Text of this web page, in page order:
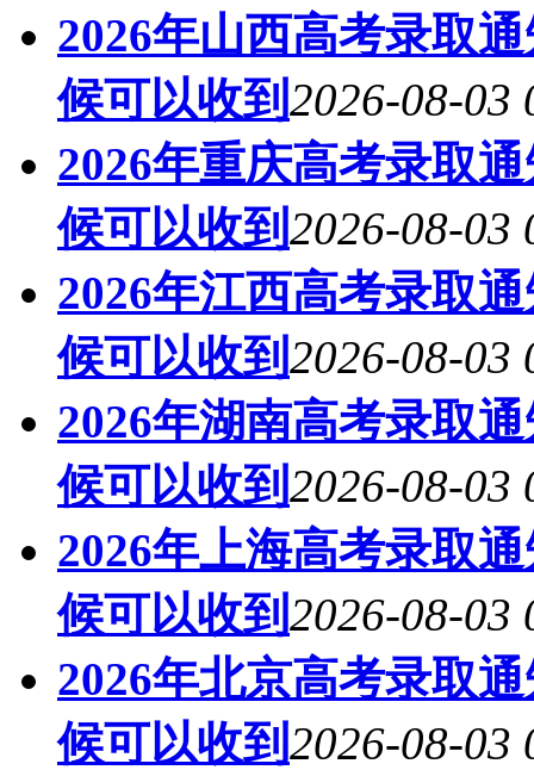
2026年山西高考录取
候可以收到 2026-08-03
2026年重庆高考录取
候可以收到 2026-08-03
2026年江西高考录取
候可以收到 2026-08-03
2026年湖南高考录取
候可以收到 2026-08-03
2026年上海高考录取
候可以收到 2026-08-03
2026年北京高考录取
候可以收到 2026-08-03